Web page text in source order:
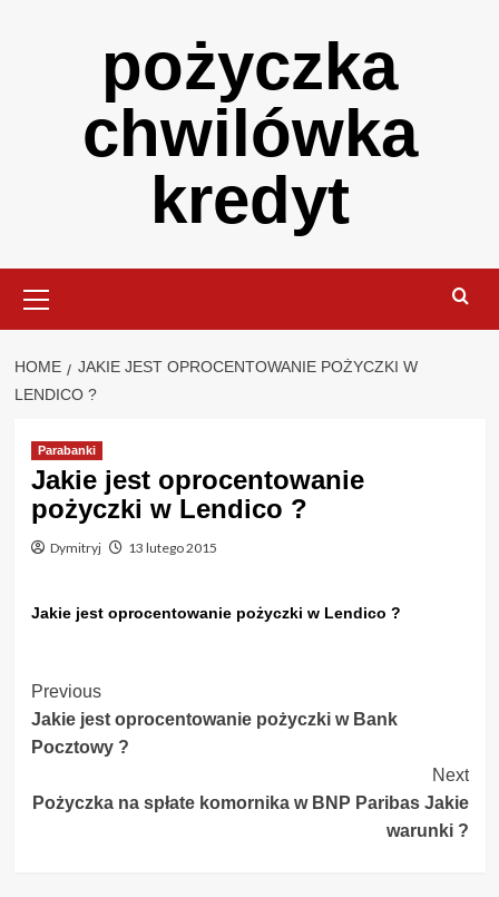
pożyczka
chwilówka
kredyt
Menu
HOME
JAKIE JEST OPROCENTOWANIE POŻYCZKI W
LENDICO ?
Parabanki
Jakie jest oprocentowanie
pożyczki w Lendico ?
Dymitryj 13 lutego 2015
Jakie jest oprocentowanie pożyczki w Lendico ?
Post
Navigation
Previous
Jakie jest oprocentowanie pożyczki w Bank
Pocztowy ?
Next
Pożyczka na spłate komornika w BNP Paribas Jakie
warunki ?